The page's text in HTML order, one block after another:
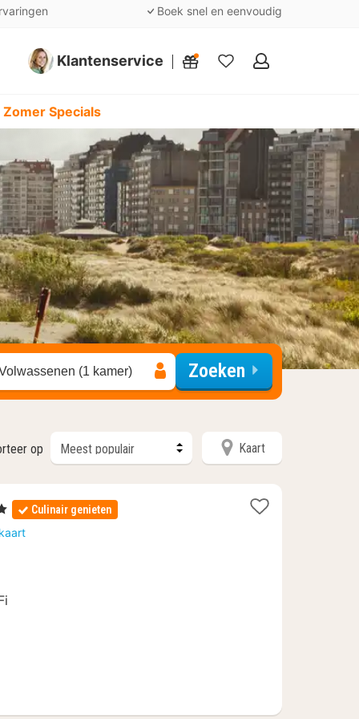
Boek snel en eenvoudig
Klantenservice
Mijn
Specials
(1 kamer) Zoeken
op Kaart
Culinair genieten